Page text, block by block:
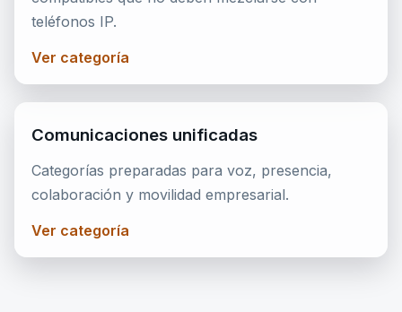
teléfonos IP.
Ver categoría
Comunicaciones unificadas
Categorías preparadas para voz, presencia,
colaboración y movilidad empresarial.
Ver categoría